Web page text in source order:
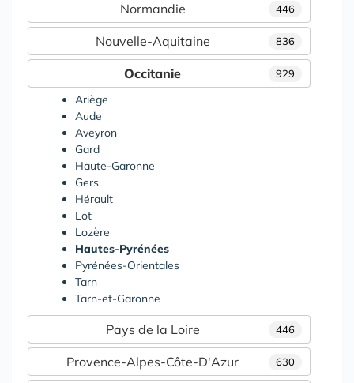
446
Normandie
836
Nouvelle-Aquitaine
929
Occitanie
Ariège
Aude
Aveyron
Gard
Haute-Garonne
Gers
Hérault
Lot
Lozère
Hautes-Pyrénées
Pyrénées-Orientales
Tarn
Tarn-et-Garonne
446
Pays de la Loire
630
Provence-Alpes-Côte-D'Azur